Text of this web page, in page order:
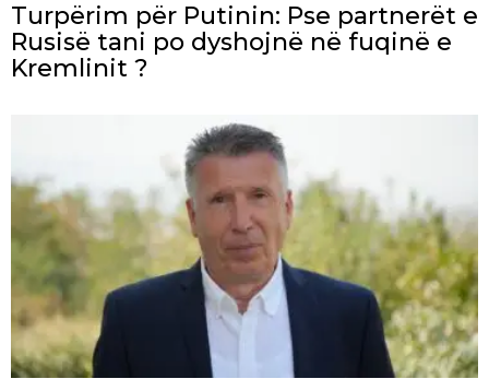
Turpërim për Putinin: Pse partnerët e
Rusisë tani po dyshojnë në fuqinë e
Kremlinit ?